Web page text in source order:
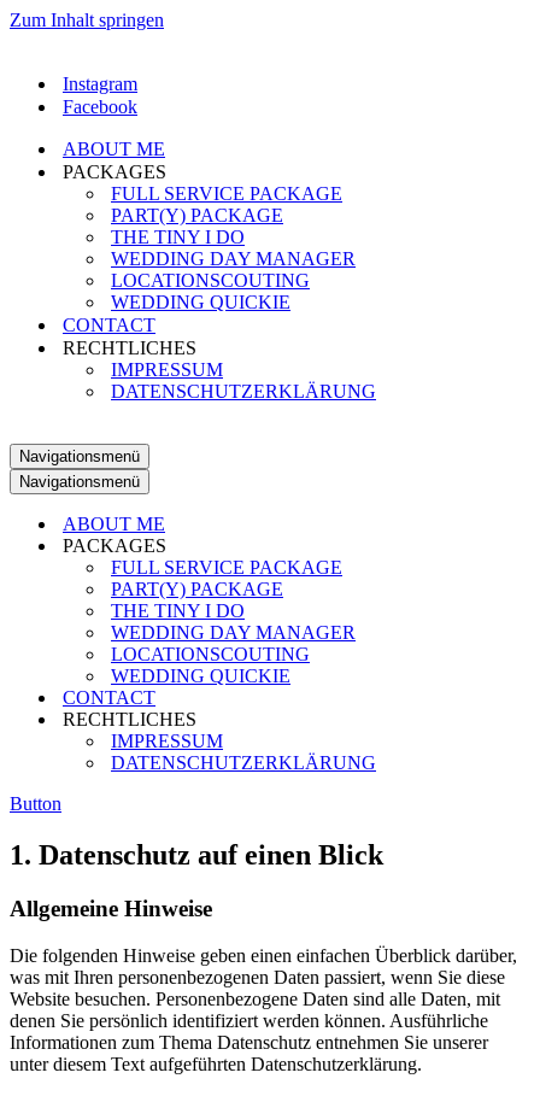
Zum Inhalt springen
Instagram
Facebook
ABOUT ME
PACKAGES
FULL SERVICE PACKAGE
PART(Y) PACKAGE
THE TINY I DO
WEDDING DAY MANAGER
LOCATIONSCOUTING
WEDDING QUICKIE
CONTACT
RECHTLICHES
IMPRESSUM
DATENSCHUTZERKLÄRUNG
Navigationsmenü
Navigationsmenü
ABOUT ME
PACKAGES
FULL SERVICE PACKAGE
PART(Y) PACKAGE
THE TINY I DO
WEDDING DAY MANAGER
LOCATIONSCOUTING
WEDDING QUICKIE
CONTACT
RECHTLICHES
IMPRESSUM
DATENSCHUTZERKLÄRUNG
Button
1. Datenschutz auf einen Blick
Allgemeine Hinweise
Die folgenden Hinweise geben einen einfachen Überblick darüber,
was mit Ihren personenbezogenen Daten passiert, wenn Sie diese
Website besuchen. Personenbezogene Daten sind alle Daten, mit
denen Sie persönlich identifiziert werden können. Ausführliche
Informationen zum Thema Datenschutz entnehmen Sie unserer
unter diesem Text aufgeführten Datenschutzerklärung.